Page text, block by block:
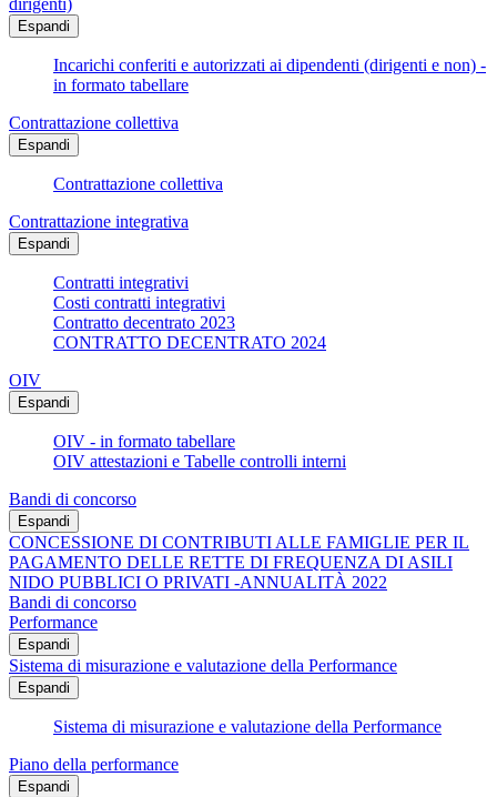
Espandi
Incarichi conferiti e autorizzati ai dipendenti (dirigenti e non) -
in formato tabellare
Contrattazione collettiva
Espandi
Contrattazione collettiva
Contrattazione integrativa
Espandi
Contratti integrativi
Costi contratti integrativi
Contratto decentrato 2023
CONTRATTO DECENTRATO 2024
OIV
Espandi
OIV - in formato tabellare
OIV attestazioni e Tabelle controlli interni
Bandi di concorso
Espandi
CONCESSIONE DI CONTRIBUTI ALLE FAMIGLIE PER IL
PAGAMENTO DELLE RETTE DI FREQUENZA DI ASILI
NIDO PUBBLICI O PRIVATI -ANNUALITÀ 2022
Bandi di concorso
Performance
Espandi
Sistema di misurazione e valutazione della Performance
Espandi
Sistema di misurazione e valutazione della Performance
Piano della performance
Espandi